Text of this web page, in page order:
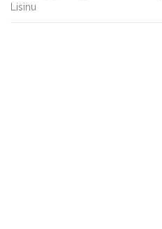
Lisinu